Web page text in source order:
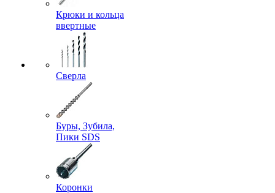
Крюки и кольца
ввертные
Сверла
Буры, Зубила,
Пики SDS
Коронки